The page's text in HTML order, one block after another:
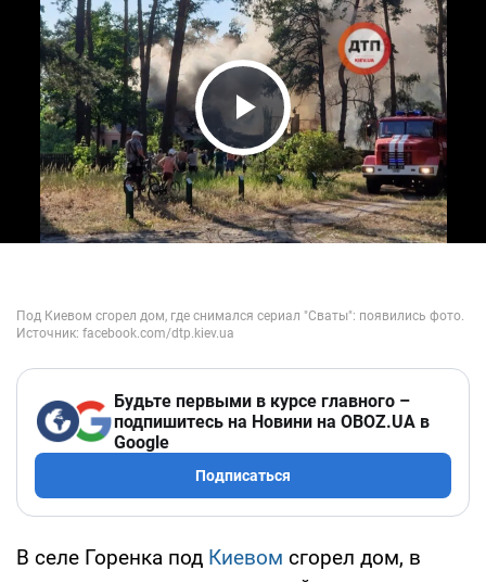
Play Video
Будьте первыми в курсе главного –
подпишитесь на Новини на OBOZ.UA в
Google
Подписаться
В селе Горенка под Киевом сгорел дом, в